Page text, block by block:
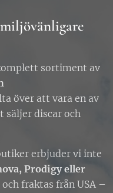
sortiment av
över att vara en av
säljer discar och
erbjuder vi inte
Prodigy eller
fraktas från USA –